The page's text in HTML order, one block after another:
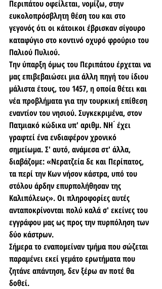
Περιπάτου οφείλεται, νομίζω, στην
ευκολοπρόσβλητη θέση του και στο
γεγονός ότι οι κάτοικοι έβρισκαν σίγουρο
καταφύγιο στο κοντινό οχυρό φρούριο του
Παλιού Πυλιού.
Την ύπαρξη όμως του Περιπάτου έρχεται να
μας επιβεβαιώσει μια άλλη πηγή του ίδιου
μάλιστα έτους, του 1457, η οποία θέτει και
νέα προβλήματα για την τουρκική επίθεση
εναντίον του νησιού. Συγκεκριμένα, στον
Πατμιακό κώδικα υπ' αριθμ. ΝΗ ́ έχει
γραφτεί ένα ενδιαφέρον χρονικό
σημείωμα. Σ' αυτό, ανάμεσα στ' άλλα,
διαβάζομε: «Νερατζεία δε και Περίπατος,
τα περί την Κων νήσον κάστρα, υπό του
στόλου άρδην επυρπολήθησαν της
Καλιπόλεως». Οι πληροφορίες αυτές
ανταποκρίνονται πολύ καλά σ' εκείνες του
εγγράφου μας ως προς την πυρπόληση των
δύο κάστρων.
Σήμερα το εναπομείναν τμήμα που σώζεται
παραμένει εκεί γεμάτο ερωτήματα που
ζητάνε απάντηση, δεν ξέρω αν ποτέ θα
δοθεί.